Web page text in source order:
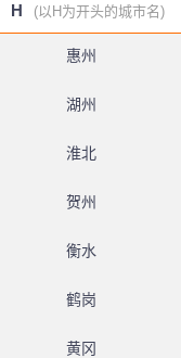
H (以H为开头的城市名)
惠州
湖州
淮北
贺州
衡水
鹤岗
黄冈